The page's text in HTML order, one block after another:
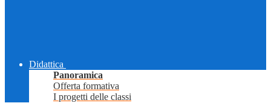
Didattica
Panoramica
Offerta formativa
I progetti delle classi